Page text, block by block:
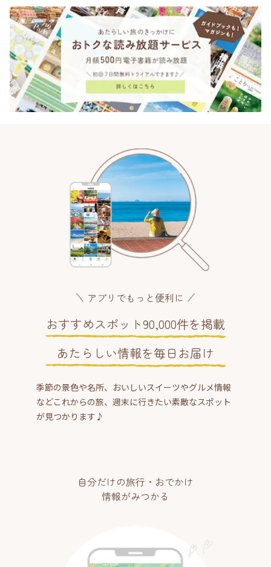
アプリでもっと便利に
おすすめスポット90,000件を掲載
あたらしい情報を毎日お届け
季節の景色や名所、おいしいスイーツやグルメ情報
などこれからの旅、週末に行きたい素敵なスポット
が見つかります♪
自分だけの旅行・おでかけ
情報がみつかる